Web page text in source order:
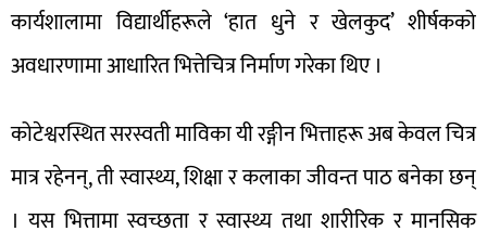
कार्यशालामा विद्यार्थीहरूले ‘हात धुने र खेलकुद’ शीर्षकको
अवधारणामा आधारित भित्तेचित्र निर्माण गरेका थिए ।
कोटेश्वरस्थित सरस्वती माविका यी रङ्गीन भित्ताहरू अब केवल चित्र
मात्र रहेनन्, ती स्वास्थ्य, शिक्षा र कलाका जीवन्त पाठ बनेका छन्
। यस भित्तामा स्वच्छता र स्वास्थ्य तथा शारीरिक र मानसिक